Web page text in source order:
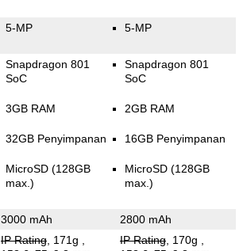
5-MP 5-MP
Snapdragon 801
SoC
3GB RAM
32GB Penyimpanan
MicroSD (128GB
max.)
Snapdragon 801
SoC
2GB RAM
16GB Penyimpanan
MicroSD (128GB
max.)
3000 mAh 2800 mAh
IP Rating, 171g IP Rating, 170g